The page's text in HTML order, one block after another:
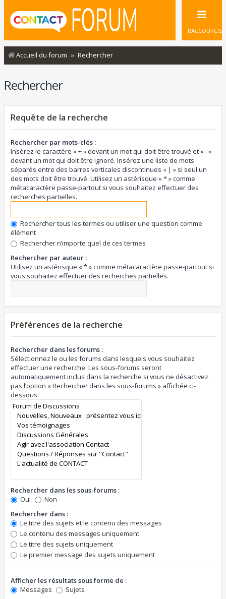
RACCOURCIS
Accueil du forum Rechercher
Rechercher
Requête de la recherche
Rechercher par mots-clés :
Insérez le caractère « + » devant un mot qui doit être trouvé et « - »
devant un mot qui doit être ignoré. Insérez une liste de mots
séparés entre des barres verticales discontinues « | » si seul un
des mots doit être trouvé. Utilisez un astérisque « * » comme
métacaractère passe-partout si vous souhaitez effectuer des
recherches partielles.
Rechercher tous les termes ou utiliser une question comme
élément
Rechercher n’importe quel de ces termes
Rechercher par auteur :
Utilisez un astérisque « * » comme métacaractère passe-partout si
vous souhaitez effectuer des recherches partielles.
Préférences de la recherche
Rechercher dans les forums :
Sélectionnez le ou les forums dans lesquels vous souhaitez
effectuer une recherche. Les sous-forums seront
automatiquement inclus dans la recherche si vous ne désactivez
pas l’option « Rechercher dans les sous-forums » affichée ci-
dessous.
Rechercher dans les sous-forums :
Oui
Non
Rechercher dans :
Le titre des sujets et le contenu des messages
Le contenu des messages uniquement
Le titre des sujets uniquement
Le premier message des sujets uniquement
Afficher les résultats sous forme de :
Messages
Sujets